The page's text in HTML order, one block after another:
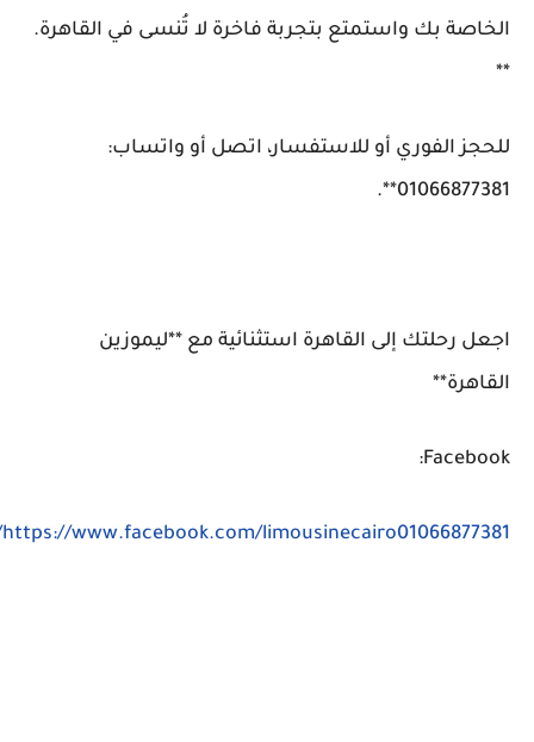
الخاصة بك واستمتع بتجربة فاخرة لا تُنسى في القاهرة.
**
للحجز الفوري أو للاستفسار، اتصل أو واتساب:
01066877381**.
اجعل رحلتك إلى القاهرة استثنائية مع **ليموزين
القاهرة**
Facebook:
https://www.facebook.com/limousinecairo01066877381/